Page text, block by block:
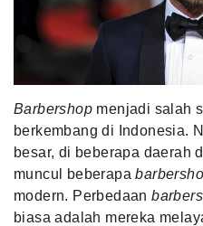
MLDPOINTS
Barbershop menjadi salah
berkembang di Indonesia.
besar, di beberapa daerah
muncul beberapa
modern. Perbedaan
biasa adalah mereka